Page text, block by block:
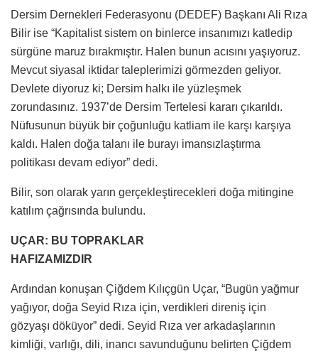
Dersim Dernekleri Federasyonu (DEDEF) Başkanı Ali Rıza
Bilir ise “Kapitalist sistem on binlerce insanımızı katledip
sürgüne maruz bırakmıştır. Halen bunun acısını yaşıyoruz.
Mevcut siyasal iktidar taleplerimizi görmezden geliyor.
Devlete diyoruz ki; Dersim halkı ile yüzleşmek
zorundasınız. 1937’de Dersim Tertelesi kararı çıkarıldı.
Nüfusunun büyük bir çoğunluğu katliam ile karşı karşıya
kaldı. Halen doğa talanı ile burayı imansızlaştırma
politikası devam ediyor” dedi.
Bilir, son olarak yarın gerçekleştirecekleri doğa mitingine
katılım çağrısında bulundu.
UÇAR: BU TOPRAKLAR
HAFIZAMIZDIR
Ardından konuşan Çiğdem Kılıçgün Uçar, “Bugün yağmur
yağıyor, doğa Seyid Rıza için, verdikleri direniş için
gözyaşı döküyor” dedi. Seyid Rıza ver arkadaşlarının
kimliği, varlığı, dili, inancı savunduğunu belirten Çiğdem